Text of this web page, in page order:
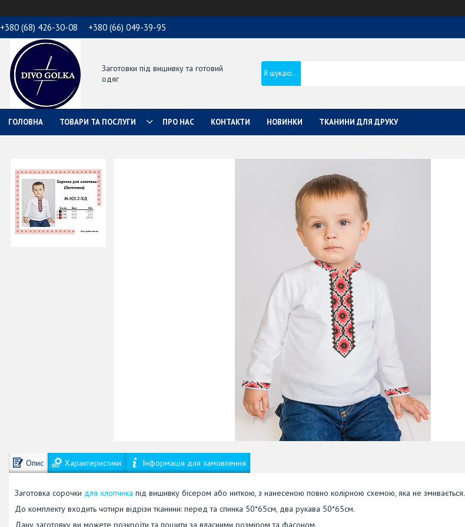
+380 (68) 426-30-08 +380 (66) 049-39-95
Заготовки під вишивку та готовий
одяг
ГОЛОВНА ТОВАРИ ТА ПОСЛУГИ ПРО НАС КОНТАКТИ НОВИНКИ ТКАНИНИ ДЛЯ ДРУКУ
Опис Характеристики Інформація для замовлення
Заготовка сорочки для хлопчика під вишивку бісером або ниткою, з нанесеною повно колірною схемою, яка не змивається.
До комплекту входить чотири відрізи тканини: перед та спинка 50*65см, два рукава 50*65см.
Дану заготовку ви можете розкроїти та пошити за власними розміром та фасоном.